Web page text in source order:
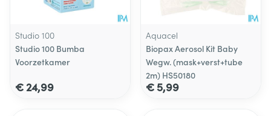
Studio 100
Studio 100 Bumba
Voorzetkamer
€ 24,99
Aquacel
Biopax Aerosol Kit Baby
Wegw. (mask+verst+tube
2m) HS50180
€ 5,99